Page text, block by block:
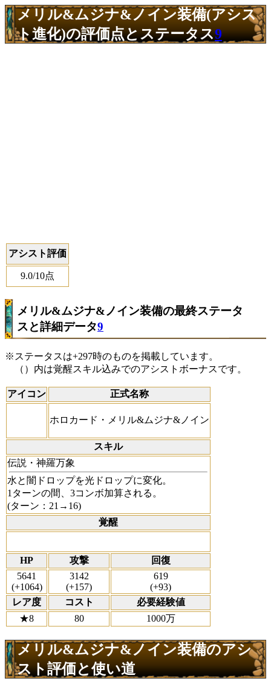
メリル&ムジナ&ノイン装備(アシス
ト進化)の評価点とステータス9
アシスト評価
9.0/10点
メリル&ムジナ&ノイン装備の最終ステータ
スと詳細データ9
※ステータスは+297時のものを掲載しています。
（）内は覚醒スキル込みでのアシストボーナスです。
アイコン 正式名称
ホロカード・メリル&ムジナ&ノイン
スキル
伝説・神羅万象
水と闇ドロップを光ドロップに変化。
1ターンの間、3コンボ加算される。
(ターン：21→16)
覚醒
HP 攻撃
回復
5641
(+1064)
3142
(+157)
619
(+93)
レア度
コスト
必要経験値
★8
80 1000万
メリル&ムジナ&ノイン装備のアシ
スト評価と使い道